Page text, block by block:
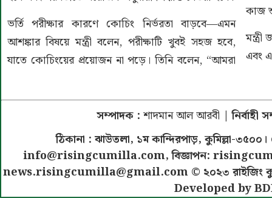
ভর্তি পরীক্ষার কারণে কোচিং নির্ভরতা বাড়বে—এমন
আশঙ্কার বিষয়ে মন্ত্রী বলেন, পরীক্ষাটি খুবই সহজ হবে,
যাতে কোচিংয়ের প্রয়োজন না পড়ে। তিনি বলেন, “আমরা
কাজ
এবং এ
সম্পাদক : শাদমান আল আরবী | নির্বাহী
ঠিকানা : ঝাউতলা, ১ম কান্দিরপাড়, কুমিল্লা-
info@risingcumilla.com, বিজ্ঞাপন:
news.risingcumilla@gmail.com © ২০২৩ রাইজিং
Developed by